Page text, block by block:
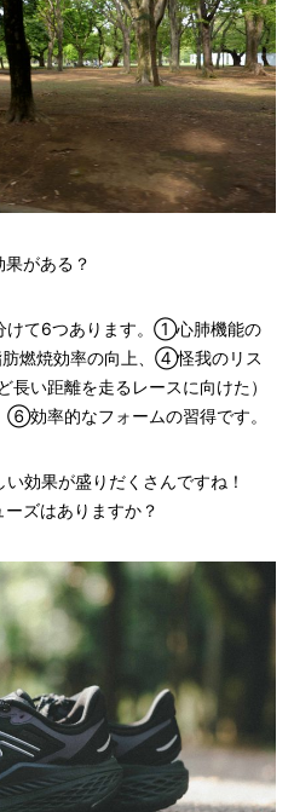
果がある？
けて6つあります。①心肺機能の
燃焼効率の向上、④怪我のリス
い距離を走るレースに向けた）
効率的なフォームの習得です。
い効果が盛りだくさんですね！
ズはありますか？